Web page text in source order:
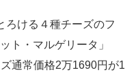
ける４種チーズのフ
ト・マルゲリータ」
通常価格2万1690円が1